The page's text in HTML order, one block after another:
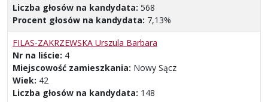
Liczba głosów na kandydata: 568
Procent głosów na kandydata: 7,13%
FILAS-ZAKRZEWSKA Urszula Barbara
Nr na liście: 4
Miejscowość zamieszkania: Nowy Sącz
Wiek: 42
Liczba głosów na kandydata: 148